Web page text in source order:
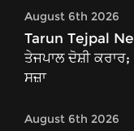
August 6th 2026
Tarun Tejpal
ਤੇਜਪਾਲ ਦੋਸ਼ੀ ਕਰਾਰ;
ਸਜ਼ਾ
August 6th 2026